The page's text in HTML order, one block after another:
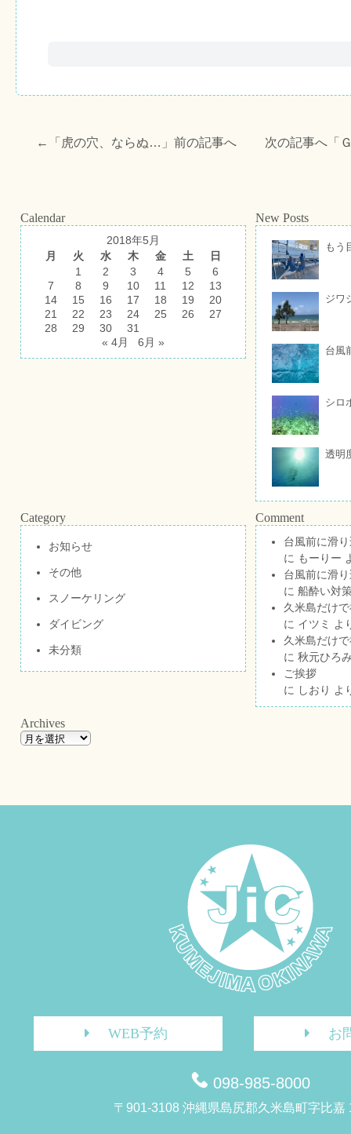
←「 虎の穴、ならぬ… 」前の記事へ 次の記事へ「
Calendar
2018年5月
月
火 水 木 金 土
日
1
2 3 4 5
6
7
8 9 10 11 12
13
14
15 16 17 18 19
20
21
22 23 24 25 26
27
28
29 30
31
« 4月
6月 »
New Posts
もう
ジワ
台風
シロ
透明
Category
お知らせ
その他
スノーケリング
ダイビング
未分類
Comment
台風前に滑
に もーりー
台風前に滑
に 船酔い対
久米島だけ
に イツミ
よ
久米島だけ
に 秋元ひろ
ご挨拶
に しおり よ
Archives
WEB予約 お
098-985-8000
〒901-3108 沖縄県島尻郡久米島町字比嘉